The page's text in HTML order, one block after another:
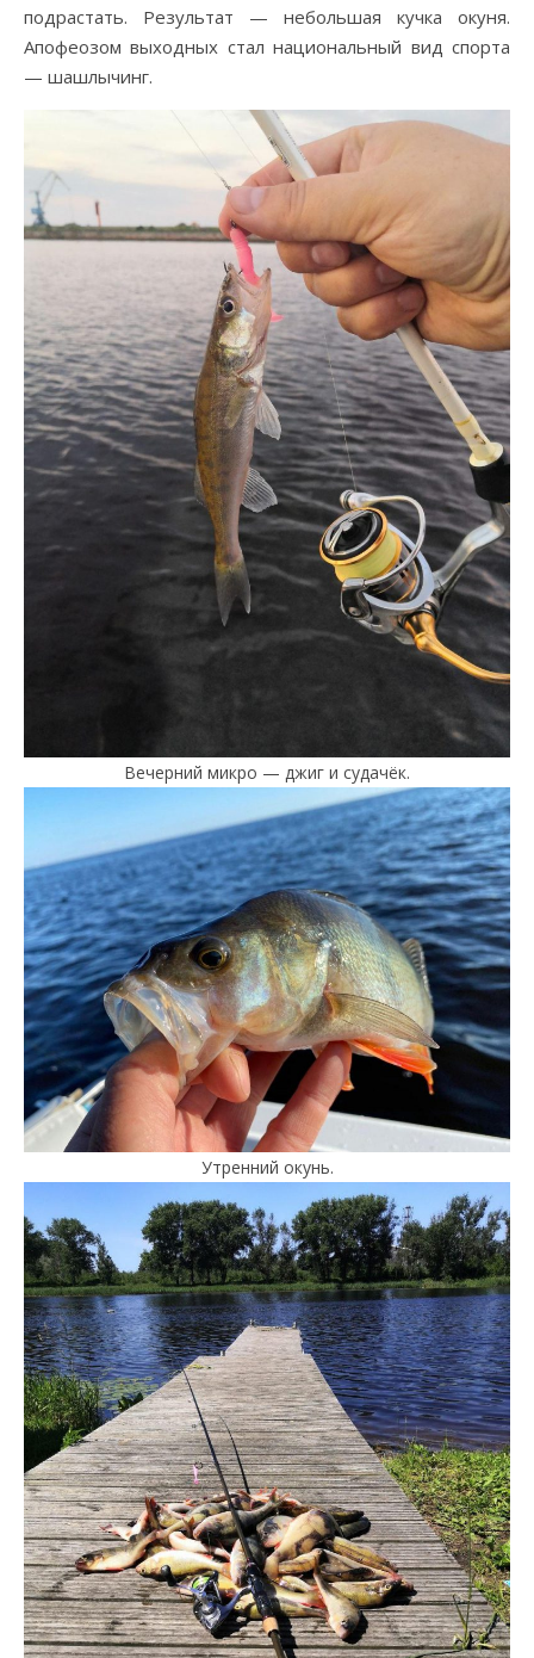
подрастать. Результат — небольшая кучка окуня.
Апофеозом выходных стал национальный вид спорта
— шашлычинг.
Вечерний микро — джиг и судачёк.
Утренний окунь.